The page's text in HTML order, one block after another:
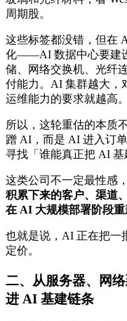
周期股。
这些标签都没错，但在
化——AI 数据中心要建
储、网络交换机、光纤
付能力。AI 集群越大，
运维能力的要求就越高。
所以，这轮重估的本质
蹭 AI，而是 AI 进入订
寻找「谁能真正把 AI 基
这类公司不一定最性感
积累下来的客户、渠道
在 AI 大规模部署阶段重
也就是说，AI 正在把一
定价。
二、从服务器、网
进 AI 基建链条